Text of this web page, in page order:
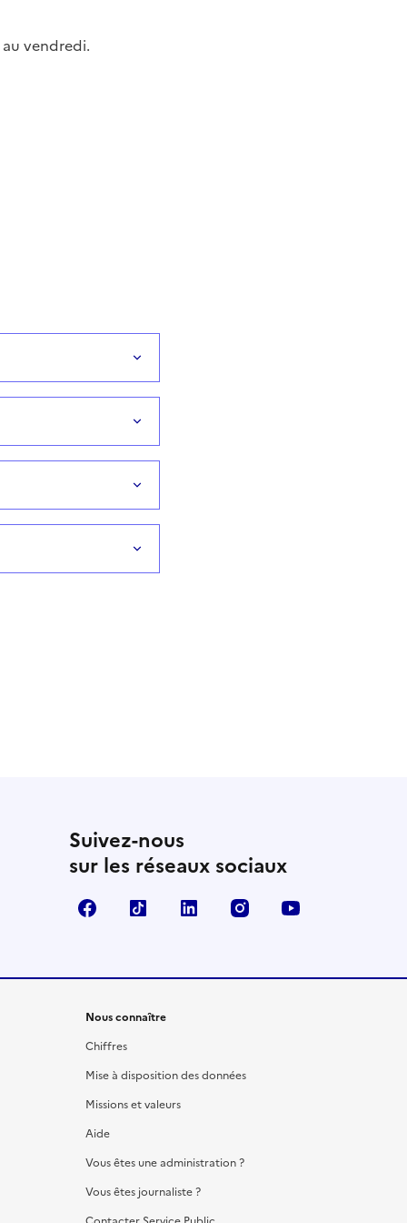
vendredi.
Suivez-nous
sur les réseaux sociaux
FacebookTikTok LinkedIn Instagram
Nous connaître
Chiffres
Mise à disposition des données
Missions et valeurs
Aide
Vous êtes une administration ?
Vous êtes journaliste ?